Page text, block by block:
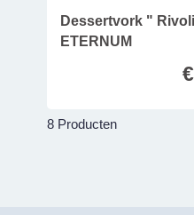
Dessertvork "
ETERNUM
8 Producten